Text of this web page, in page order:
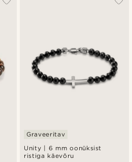
Unity | 6 mm oonüksist
ristiga käevõru
Graveeritav